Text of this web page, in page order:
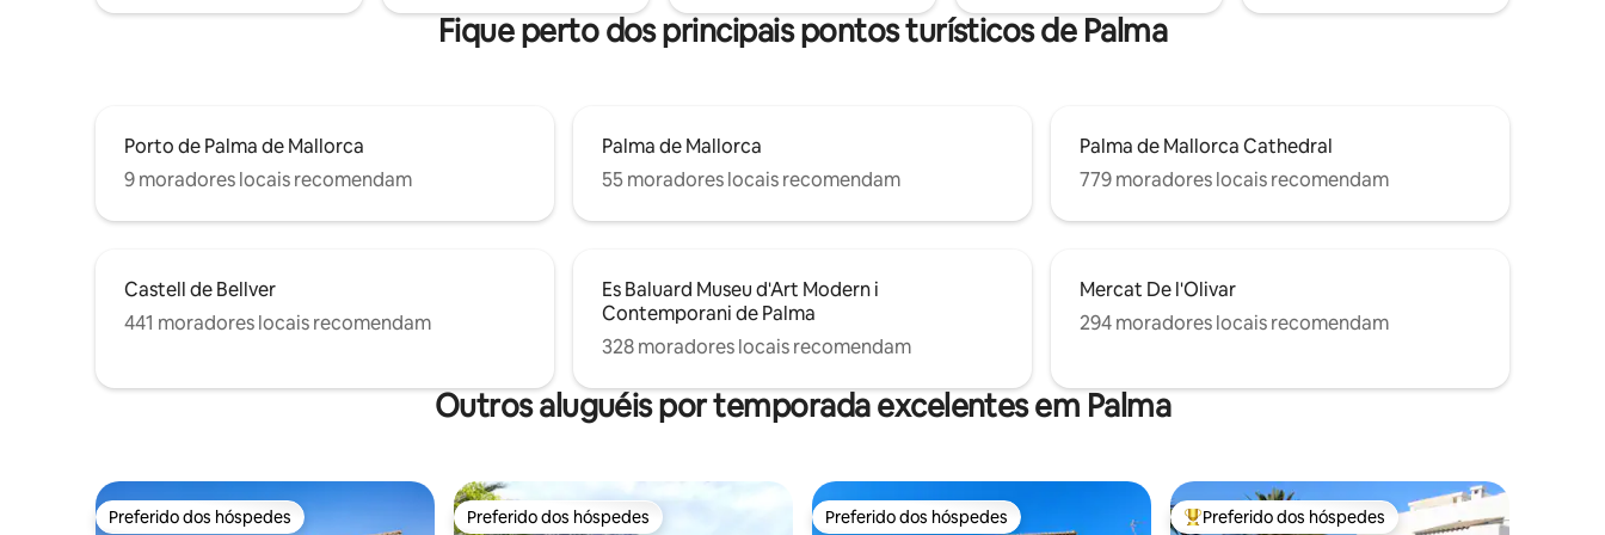
any utensils used during the stay is the
elétrico.
Fique perto dos principais pontos turísticos de Palma
Porto de Palma de Mallorca
9 moradores locais recomendam
Palma de Mallorca
55 moradores locais recomendam
Palma de Mallorca Cathedral
779 moradores locais recomendam
Castell de Bellver
441 moradores locais recomendam
Es Baluard Museu d'Art Modern i
Contemporani de Palma
328 moradores locais recomendam
Mercat De l'Olivar
294 moradores locais recomendam
Outros aluguéis por temporada excelentes em Palma
Preferido dos hóspedes
Preferido dos hóspedes Preferido dos hóspedes
Preferido dos hóspedes Preferido dos hóspedes
Preferido dos hóspedes Entre os melhores preferidos dos hóspedes
Preferido dos hóspedes